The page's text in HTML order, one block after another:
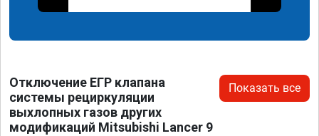
Отключение ЕГР клапана
системы рециркуляции
выхлопных газов других
модификаций Mitsubishi Lancer 9
Показать все